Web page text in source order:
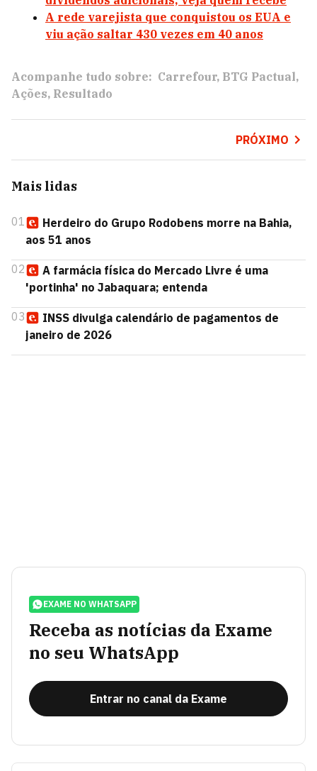
A rede varejista que conquistou os EUA e
viu ação saltar 430 vezes em 40 anos
Acompanhe tudo sobre: Carrefour BTG Pactual
Ações Resultado
PRÓXIMO
Mais lidas
01
Herdeiro do Grupo Rodobens morre na Bahia,
aos 51 anos
02
A farmácia física do Mercado Livre é uma
'portinha' no Jabaquara; entenda
03
INSS divulga calendário de pagamentos de
janeiro de 2026
EXAME NO WHATSAPP
Receba as notícias da Exame
no seu WhatsApp
Entrar no canal da Exame